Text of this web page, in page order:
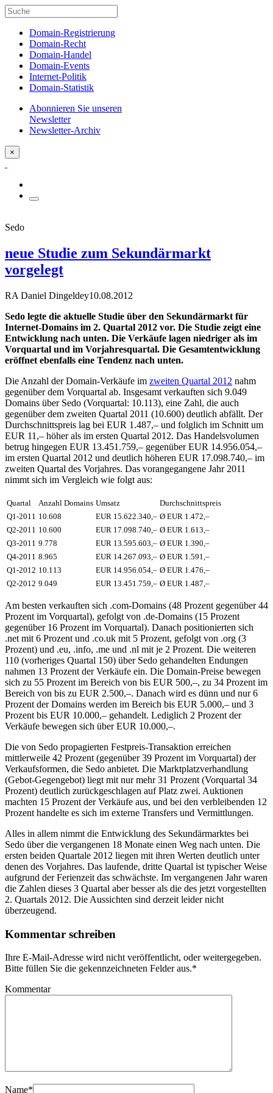
Domain-Registrierung
Domain-Recht
Domain-Handel
Domain-Events
Internet-Politik
Domain-Statistik
Abonnieren Sie unseren
Newsletter
Newsletter-Archiv
×
Sedo
neue Studie zum Sekundärmarkt
vorgelegt
RA Daniel Dingeldey10.08.2012
Sedo legte die aktuelle Studie über den Sekundärmarkt für
Internet-Domains im 2. Quartal 2012 vor. Die Studie zeigt eine
Entwicklung nach unten. Die Verkäufe lagen niedriger als im
Vorquartal und im Vorjahresquartal. Die Gesamtentwicklung
eröffnet ebenfalls eine Tendenz nach unten.
Die Anzahl der Domain-Verkäufe im zweiten Quartal 2012 nahm
gegenüber dem Vorquartal ab. Insgesamt verkauften sich 9.049
Domains über Sedo (Vorquartal: 10.113), eine Zahl, die auch
gegenüber dem zweiten Quartal 2011 (10.600) deutlich abfällt. Der
Durchschnittspreis lag bei EUR 1.487,– und folglich im Schnitt um
EUR 11,– höher als im ersten Quartal 2012. Das Handelsvolumen
betrug hingegen EUR 13.451.759,– gegenüber EUR 14.956.054,–
im ersten Quartal 2012 und deutlich höheren EUR 17.098.740,– im
zweiten Quartal des Vorjahres. Das vorangegangene Jahr 2011
nimmt sich im Vergleich wie folgt aus:
Quartal Anzahl Domains Umsatz
Durchschnittspreis
Q1-2011 10.608 EUR 15.622.340,– Ø EUR 1.472,–
Q2-2011 10.600 EUR 17.098.740,– Ø EUR 1.613,–
Q3-2011 9.778 EUR 13.595.603,– Ø EUR 1.390,–
Q4-2011 8.965 EUR 14.267.093,– Ø EUR 1.591,–
Q1-2012 10.113 EUR 14.956.054,– Ø EUR 1.476,–
Q2-2012 9.049 EUR 13.451.759,– Ø EUR 1.487,–
Am besten verkauften sich .com-Domains (48 Prozent gegenüber 44
Prozent im Vorquartal), gefolgt von .de-Domains (15 Prozent
gegenüber 16 Prozent im Vorquartal). Danach positionierten sich
.net mit 6 Prozent und .co.uk mit 5 Prozent, gefolgt von .org (3
Prozent) und .eu, .info, .me und .nl mit je 2 Prozent. Die weiteren
110 (vorheriges Quartal 150) über Sedo gehandelten Endungen
nahmen 13 Prozent der Verkäufe ein. Die Domain-Preise bewegen
sich zu 55 Prozent im Bereich von bis EUR 500,–, zu 34 Prozent im
Bereich von bis zu EUR 2.500,–. Danach wird es dünn und nur 6
Prozent der Domains werden im Bereich bis EUR 5.000,– und 3
Prozent bis EUR 10.000,– gehandelt. Lediglich 2 Prozent der
Verkäufe bewegen sich über EUR 10.000,–.
Die von Sedo propagierten Festpreis-Transaktion erreichen
mittlerweile 42 Prozent (gegenüber 39 Prozent im Vorquartal) der
Verkaufsformen, die Sedo anbietet. Die Marktplatzverhandlung
(Gebot-Gegengebot) liegt mit nur mehr 31 Prozent (Vorquartal 34
Prozent) deutlich zurückgeschlagen auf Platz zwei. Auktionen
machten 15 Prozent der Verkäufe aus, und bei den verbleibenden 12
Prozent handelte es sich im externe Transfers und Vermittlungen.
Alles in allem nimmt die Entwicklung des Sekundärmarktes bei
Sedo über die vergangenen 18 Monate einen Weg nach unten. Die
ersten beiden Quartale 2012 liegen mit ihren Werten deutlich unter
denen des Vorjahres. Das laufende, dritte Quartal ist typischer Weise
aufgrund der Ferienzeit das schwächste. Im vergangenen Jahr waren
die Zahlen dieses 3 Quartal aber besser als die des jetzt vorgestellten
2. Quartals 2012. Die Aussichten sind derzeit leider nicht
überzeugend.
Kommentar schreiben
Ihre E-Mail-Adresse wird nicht veröffentlicht, oder weitergegeben.
Bitte füllen Sie die gekennzeichneten Felder aus.*
Kommentar
Name*